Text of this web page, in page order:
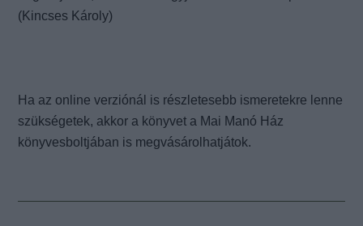
(Kincses Károly)
Ha az online verziónál is részletesebb ismeretekre lenne
szükségetek, akkor a könyvet a Mai Manó Ház
könyvesboltjában is megvásárolhatjátok.